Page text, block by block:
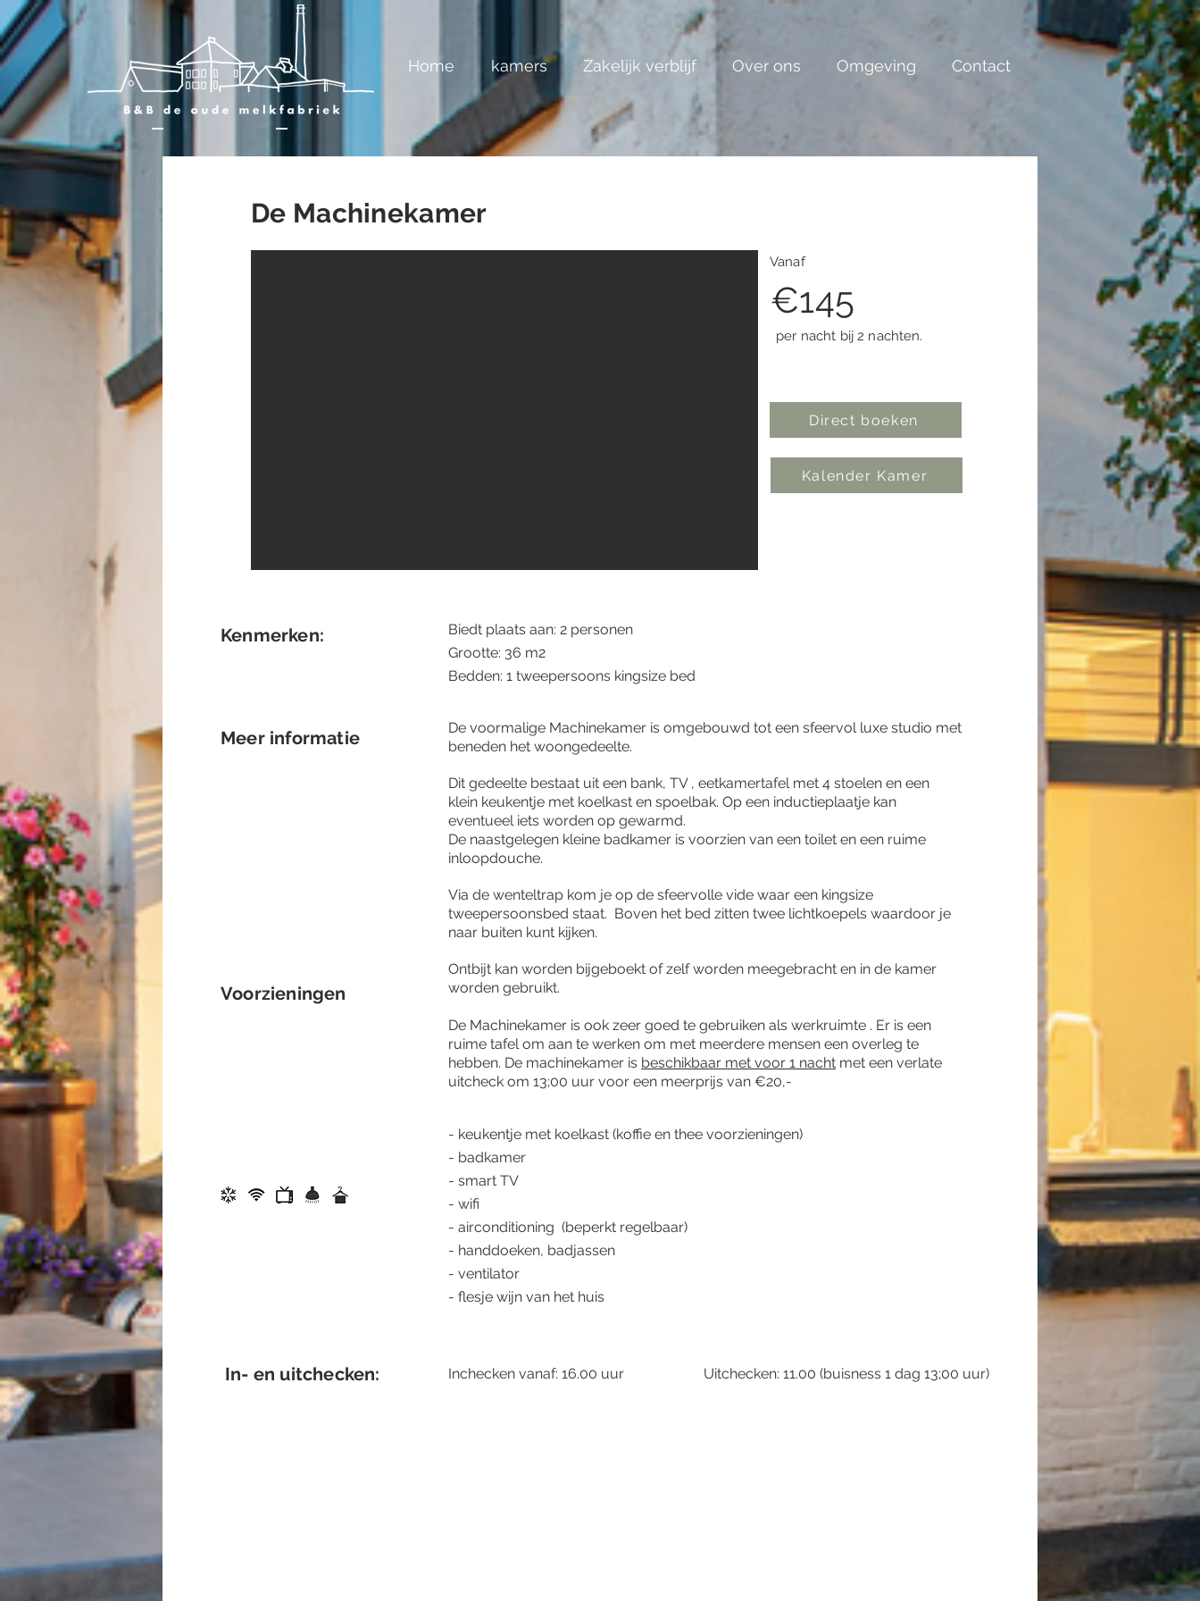
Home kamers Zakelijk verblijf Over ons Omgeving Contact
De Machinekamer
Vanaf
€145
per nacht bij 2 nachten.
Direct boeken
Kalender Kamer
Kenmerken:
Biedt plaats aan: 2 personen
Grootte: 36 m2
Bedden: 1 tweepersoons kingsize bed
Meer informatie
Voorzieningen
De voormalige Machinekamer is omgebouwd tot een sfeervol luxe studio met
beneden het woongedeelte.
Dit gedeelte bestaat uit een bank, TV , eetkamertafel met 4 stoelen en een
klein keukentje met koelkast en spoelbak. Op een inductieplaatje kan
eventueel iets worden op gewarmd.
De naastgelegen kleine badkamer is voorzien van een toilet en een ruime
inloopdouche.
Via de wenteltrap kom je op de sfeervolle vide waar een kingsize
tweepersoonsbed staat. Boven het bed zitten twee lichtkoepels waardoor je
naar buiten kunt kijken.
Ontbijt kan worden bijgeboekt of zelf worden meegebracht en in de kamer
worden gebruikt.
De Machinekamer is ook zeer goed te gebruiken als werkruimte . Er is een
ruime tafel om aan te werken om met meerdere mensen een overleg te
hebben. De machinekamer is beschikbaar met voor 1 nacht met een verlate
uitcheck om 13;00 uur voor een meerprijs van €20,-
- keukentje met koelkast (koffie en thee voorzieningen)
- badkamer
- smart TV
- wifi
- airconditioning (beperkt regelbaar)
- handdoeken, badjassen
- ventilator
- flesje wijn van het huis
In- en uitchecken: Inchecken vanaf: 16.00 uur Uitchecken: 11.00 (buisness 1 dag 13;00 uur)